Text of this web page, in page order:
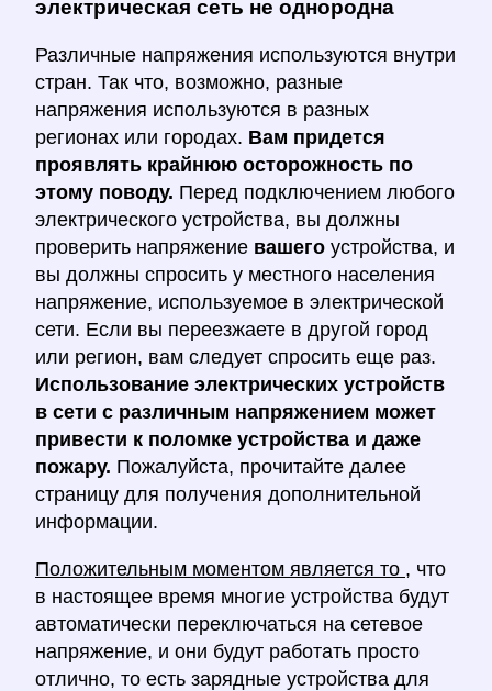
электрическая сеть не однородна
Различные напряжения используются внутри
стран. Так что, возможно, разные
напряжения используются в разных
регионах или городах. Вам придется
проявлять крайнюю осторожность по
этому поводу. Перед подключением любого
электрического устройства, вы должны
проверить напряжение вашего устройства, и
вы должны спросить у местного населения
напряжение, используемое в электрической
сети. Если вы переезжаете в другой город
или регион, вам следует спросить еще раз.
Использование электрических устройств
в сети с различным напряжением может
привести к поломке устройства и даже
пожару. Пожалуйста, прочитайте далее
страницу для получения дополнительной
информации.
Положительным моментом является то , что
в настоящее время многие устройства будут
автоматически переключаться на сетевое
напряжение, и они будут работать просто
отлично, то есть зарядные устройства для